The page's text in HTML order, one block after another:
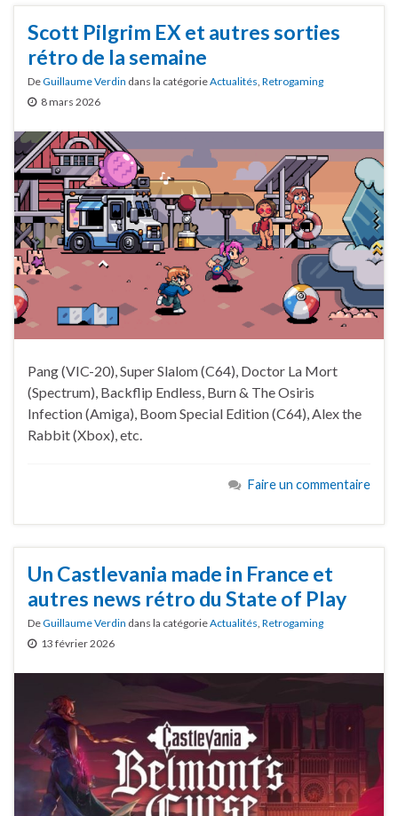
Scott Pilgrim EX et autres sorties
rétro de la semaine
DeGuillaume Verdin dans la catégorieActualités Retrogaming
8 mars 2026
Pang (VIC-20), Super Slalom (C64), Doctor La Mort
(Spectrum), Backflip Endless, Burn & The Osiris
Infection (Amiga), Boom Special Edition (C64), Alex the
Rabbit (Xbox), etc.
Faire un commentaire
Un Castlevania made in France et
autres news rétro du State of Play
DeGuillaume Verdin dans la catégorieActualités, Retrogaming
13 février 2026